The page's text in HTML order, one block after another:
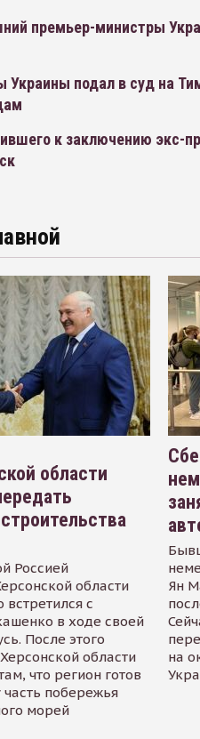
премьер-министры
Украины подал в суд на
к заключению экс-
области
Россией
области
с
в ходе своей
После этого
области
что регион готов
побережья
морей
Ян
на